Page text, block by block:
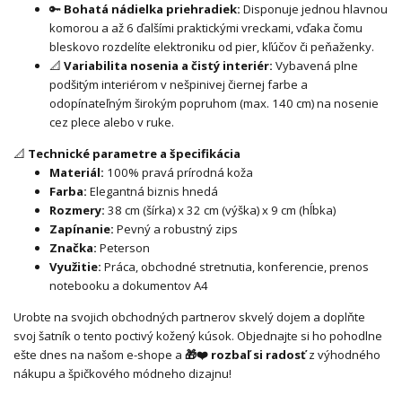
🔑 Bohatá nádielka priehradiek: Disponuje jednou hlavnou
komorou a až 6 ďalšími praktickými vreckami, vďaka čomu
bleskovo rozdelíte elektroniku od pier, kľúčov či peňaženky.
📐 Variabilita nosenia a čistý interiér: Vybavená plne
podšitým interiérom v nešpinivej čiernej farbe a
odopínateľným širokým popruhom (max. 140 cm) na nosenie
cez plece alebo v ruke.
📐 Technické parametre a špecifikácia
Materiál: 100% pravá prírodná koža
Farba: Elegantná biznis hnedá
Rozmery: 38 cm (šírka) x 32 cm (výška) x 9 cm (hĺbka)
Zapínanie: Pevný a robustný zips
Značka: Peterson
Využitie: Práca, obchodné stretnutia, konferencie, prenos
notebooku a dokumentov A4
Urobte na svojich obchodných partnerov skvelý dojem a doplňte
svoj šatník o tento poctivý kožený kúsok. Objednajte si ho pohodlne
ešte dnes na našom e-shope a 🎁❤️ rozbaľ si radosťz výhodného
nákupu a špičkového módneho dizajnu!